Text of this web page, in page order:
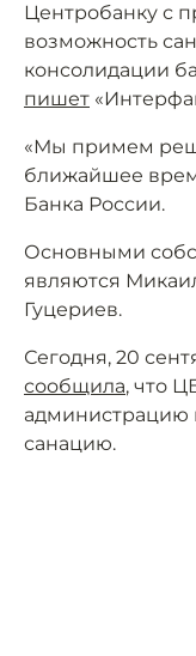
Центробанку с
возможность
консолидации
пишет
«Мы примем
ближайшее
Банка России.
Основными
являются
Гуцериев.
Сегодня, 20
сообщила, что
администрацию
санацию.